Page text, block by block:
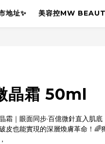
地址✨ 美容控MW
晶霜 50ml
霜｜眼面同步·百億微針直入肌底
皮也能實現的深層煥膚革命！🌈